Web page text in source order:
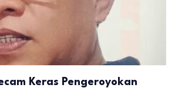
Keras Pengeroyokan